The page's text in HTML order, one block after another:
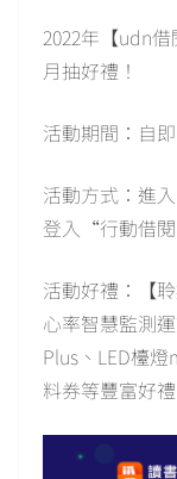
2022年【udn借
月抽好禮！
活動期間：自
活動方式：進
登入“行動借
活動好禮：【
心率智慧監測
Plus、LED檯
料券等豐富好禮